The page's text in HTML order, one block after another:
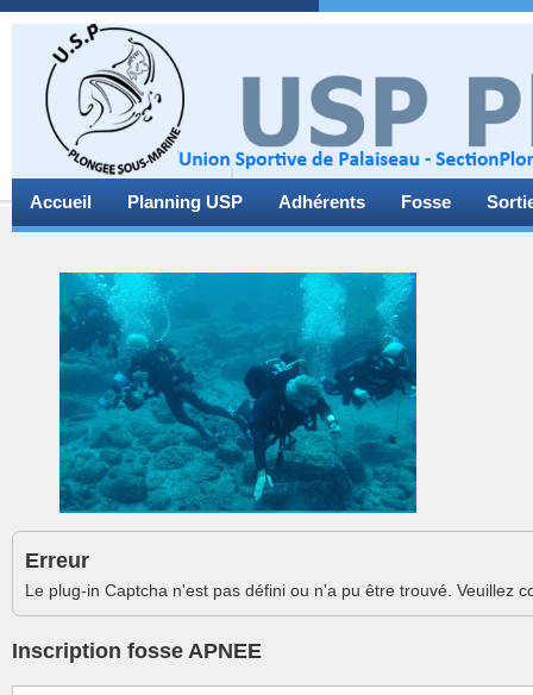
Accueil Planning USP Adhérents Fosse
Erreur
Le plug-in Captcha n'est pas défini ou n'a pu être trouvé. Veuillez
Inscription fosse APNEE